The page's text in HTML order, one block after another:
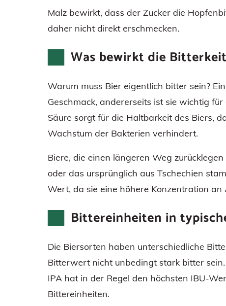
Malz bewirkt, dass der Zucker die
daher nicht direkt erschmecken.
Was bewirkt die
Warum muss Bier eigentlich bitter sein?
Geschmack, andererseits ist sie wichtig
Säure sorgt für die Haltbarkeit des Biers,
Wachstum der Bakterien verhindert.
Biere, die einen längeren Weg
oder das ursprünglich aus Tschechien
Wert, da sie eine höhere Konzentration
Bittereinheiten in
Die Biersorten haben unterschiedliche
Bitterwert nicht unbedingt stark bitter
IPA hat in der Regel den höchsten IBU-
Bittereinheiten.